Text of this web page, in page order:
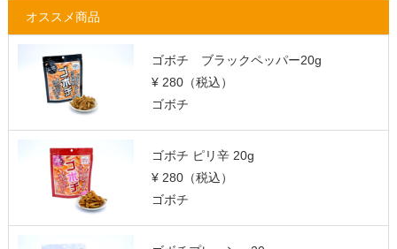
オススメ商品
ゴボチ ブラックペッパー20g
¥ 280（税込）
ゴボチ
ゴボチ ピリ辛 20g
¥ 280（税込）
ゴボチ